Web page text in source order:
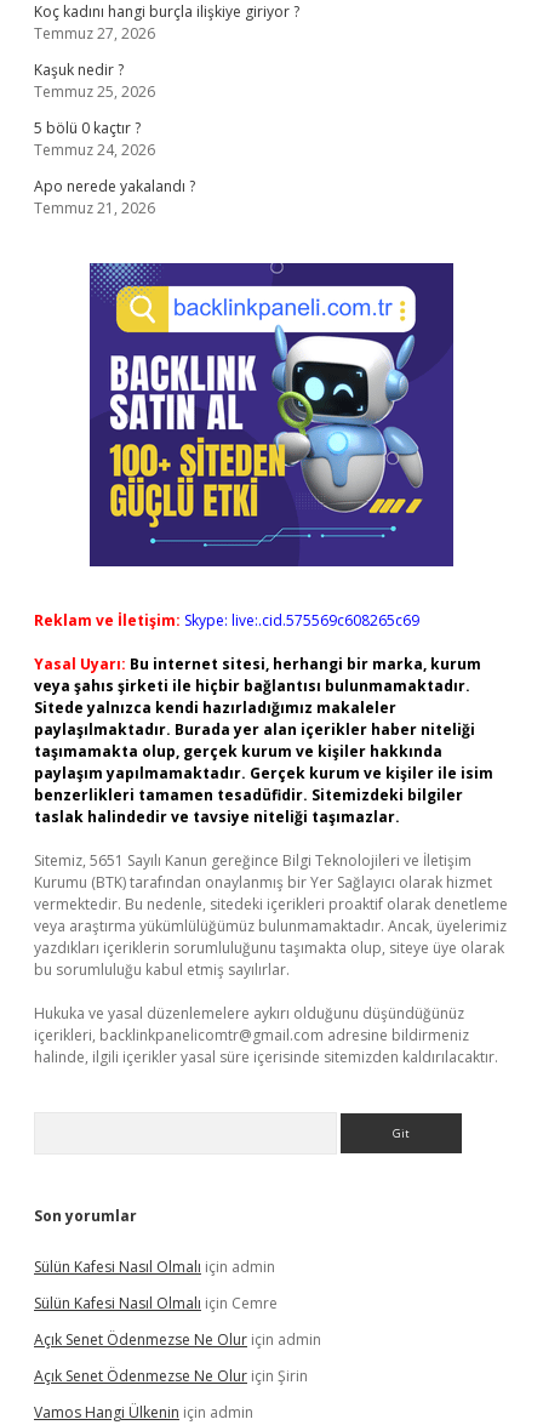
Koç kadını hangi burçla ilişkiye giriyor ?
Temmuz 27, 2026
Kaşuk nedir ?
Temmuz 25, 2026
5 bölü 0 kaçtır ?
Temmuz 24, 2026
Apo nerede yakalandı ?
Temmuz 21, 2026
Reklam ve İletişim: Skype: live:.cid.575569c608265c69
Yasal Uyarı: Bu internet sitesi, herhangi bir marka, kurum
veya şahıs şirketi ile hiçbir bağlantısı bulunmamaktadır.
Sitede yalnızca kendi hazırladığımız makaleler
paylaşılmaktadır. Burada yer alan içerikler haber niteliği
taşımamakta olup, gerçek kurum ve kişiler hakkında
paylaşım yapılmamaktadır. Gerçek kurum ve kişiler ile isim
benzerlikleri tamamen tesadüfidir. Sitemizdeki bilgiler
taslak halindedir ve tavsiye niteliği taşımazlar.
Sitemiz, 5651 Sayılı Kanun gereğince Bilgi Teknolojileri ve İletişim
Kurumu (BTK) tarafından onaylanmış bir Yer Sağlayıcı olarak hizmet
vermektedir. Bu nedenle, sitedeki içerikleri proaktif olarak denetleme
veya araştırma yükümlülüğümüz bulunmamaktadır. Ancak, üyelerimiz
yazdıkları içeriklerin sorumluluğunu taşımakta olup, siteye üye olarak
bu sorumluluğu kabul etmiş sayılırlar.
Hukuka ve yasal düzenlemelere aykırı olduğunu düşündüğünüz
içerikleri, backlinkpanelicomtr@gmail.com adresine bildirmeniz
halinde, ilgili içerikler yasal süre içerisinde sitemizden kaldırılacaktır.
Son yorumlar
Sülün Kafesi Nasıl Olmalı için admin
Sülün Kafesi Nasıl Olmalı için Cemre
Açık Senet Ödenmezse Ne Olur için admin
Açık Senet Ödenmezse Ne Olur için Şirin
Vamos Hangi Ülkenin için admin